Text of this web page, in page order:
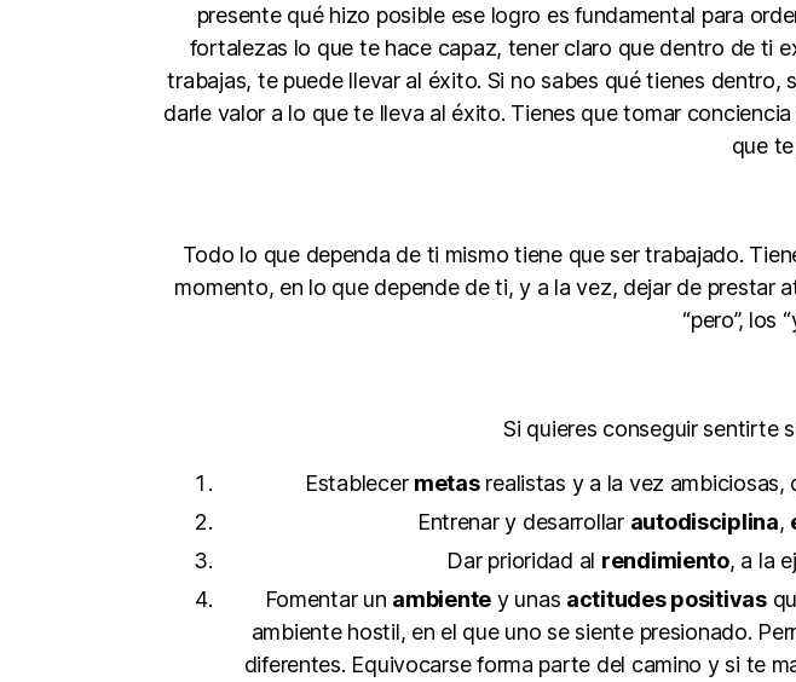
presente qué hizo posible ese logro es fundamental para
fortalezas lo que te hace capaz, tener claro que dentro de ti
trabajas, te puede llevar al éxito. Si no sabes qué tienes
darle valor a lo que te lleva al éxito. Tienes que tomar
que
Todo lo que dependa de ti mismo tiene que ser trabajado.
momento, en lo que depende de ti, y a la vez, dejar de prestar
“pero”, los
Si quieres conseguir sentirte
Establecer metasrealistas y a la vez ambiciosas,
Entrenar y desarrollar autodisciplina,
Dar prioridad al rendimiento, a la
Fomentar un ambiente y unas actitudes positivas
ambiente hostil, en el que uno se siente presionado.
diferentes. Equivocarse forma parte del camino y si te